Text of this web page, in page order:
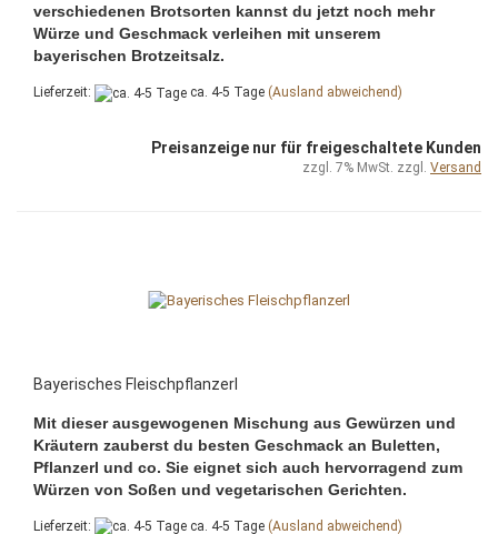
verschiedenen Brotsorten kannst du jetzt noch mehr
Würze und Geschmack verleihen mit unserem
bayerischen Brotzeitsalz.
Lieferzeit: ca. 4-5 Tage (Ausland abweichend)
Preisanzeige nur für freigeschaltete Kunden
zzgl. 7% MwSt. zzgl. Versand
Bayerisches Fleischpflanzerl
Mit dieser ausgewogenen Mischung aus Gewürzen und
Kräutern zauberst du besten Geschmack an Buletten,
Pflanzerl und co. Sie eignet sich auch hervorragend zum
Würzen von Soßen und vegetarischen Gerichten.
Lieferzeit: ca. 4-5 Tage (Ausland abweichend)